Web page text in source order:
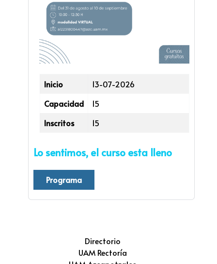
Inicio
13-07-2026
Capacidad
15
Inscritos
15
Lo sentimos, el curso esta lleno
Programa
Directorio
UAM Rectoría